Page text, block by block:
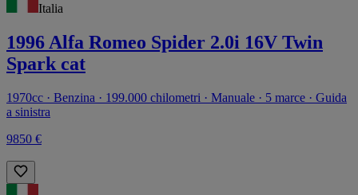
Italia
1996 Alfa Romeo Spider 2.0i 16V Twin
Spark cat
1970cc · Benzina · 199.000 chilometri · Manuale · 5 marce · Guida
a sinistra
9850 €